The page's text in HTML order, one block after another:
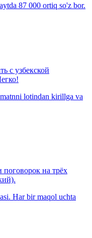
87 000 ortiq so'z bor.
с узбекской
lotindan kirillga va
на трёх
Har bir maqol uchta